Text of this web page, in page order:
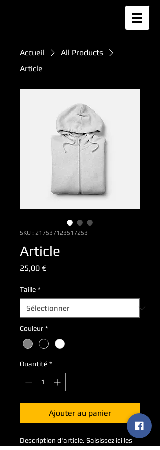
Accueil
All Products
Article
SKU : 217537123517253
Article
25,00 €Prix
Taille *
Couleur *
Quantité *
Ajouter au panier
Description d'article. Saisissez ici les